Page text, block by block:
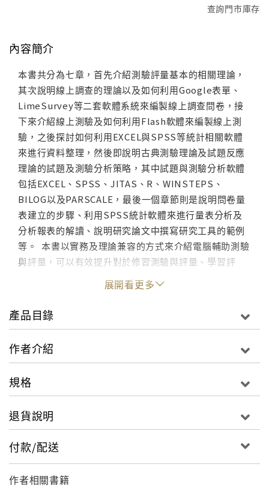
查詢門市庫存
內容簡介
本書共分為七章，首先介紹測驗評量基本的相關理論，
其次說明線上調查的理論以及如何利用Google表單、
LimeSurvey等二套軟體系統來編製線上調查問卷，接
下來介紹線上測驗及如何利用Flash軟體來編製線上測
驗，之後探討如何利用EXCEL與SPSS等統計相關軟體
來進行資料整理，然後即說明古典測驗理論及試題反應
理論的試題及測驗分析策略，其中試題與測驗分析軟體
包括EXCEL、SPSS、JITAS、R、WINSTEPS、
BILOG以及PARSCALE，最後一個章節則是說明問卷量
表建立的步驟、利用SPSS統計軟體來進行量表分析及
分析報表的解讀、說明研究論文中撰寫研究工具的範例
等。 本書以實務及理論兼容的方式來介紹電腦輔助測驗
與評量，可以有效提升對於修習測驗與評量、學習評
量、電腦輔助測驗與評量、數位化測驗與評量等相關課
程中學生資料分析及解讀的能力，理論與實務互相搭
配，更能有效地驗證測驗與評量的相關理論，各級學校
教師若需要對學習成就測驗進行試題與測驗分析，亦可
展開看更多
產品目錄
作者介紹
規格
退貨說明
付款/配送
作者相關書籍